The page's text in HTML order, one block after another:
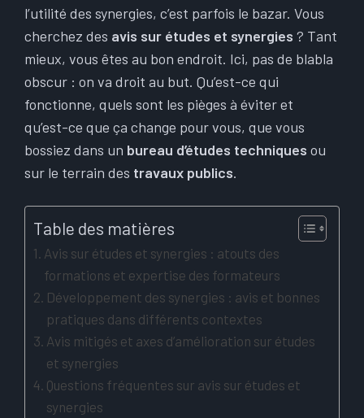
l’utilité des synergies, c’est parfois le bazar. Vous
cherchez des avis sur études et synergies ? Tant
mieux, vous êtes au bon endroit. Ici, pas de blabla
obscur : on va droit au but. Qu’est-ce qui
fonctionne, quels sont les pièges à éviter et
qu’est-ce que ça change pour vous, que vous
bossiez dans un bureau d’études techniques ou
sur le terrain des travaux publics.
Table des matières
Avis sur études et synergies : atouts des
formations et expertise des formateurs
Développement des synergies : avis et bonnes
pratiques dans différents contextes
Avis mitigés et axes d’amélioration sur études
et synergies
Questions fréquentes sur avis sur études et
synergies